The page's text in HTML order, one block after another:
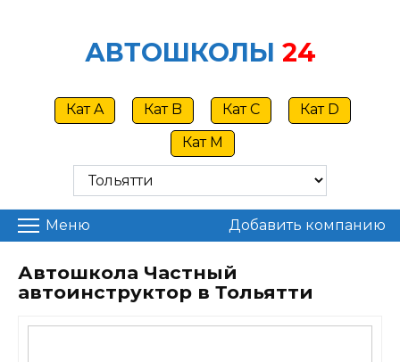
АВТОШКОЛЫ 24
Кат A Кат B Кат C
Кат D
Кат M
Меню Добавить компанию
Автошкола Частный
автоинструктор в Тольятти